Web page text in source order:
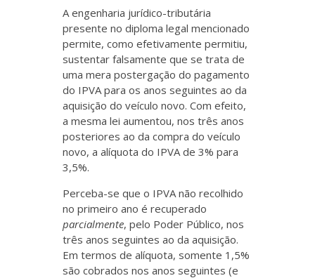
A engenharia jurídico-tributária
presente no diploma legal mencionado
permite, como efetivamente permitiu,
sustentar falsamente que se trata de
uma mera postergação do pagamento
do IPVA para os anos seguintes ao da
aquisição do veículo novo. Com efeito,
a mesma lei aumentou, nos três anos
posteriores ao da compra do veículo
novo, a alíquota do IPVA de 3% para
3,5%.
Perceba-se que o IPVA não recolhido
no primeiro ano é recuperado
parcialmente, pelo Poder Público, nos
três anos seguintes ao da aquisição.
Em termos de alíquota, somente 1,5%
são cobrados nos anos seguintes (e